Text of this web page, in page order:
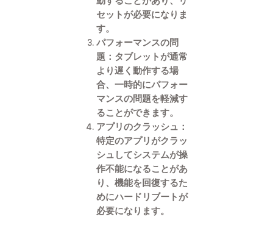
セットが必要になりま
す。
パフォーマンスの問
題 ：タブレットが通常
より遅く動作する場
合、一時的にパフォー
マンスの問題を軽減す
ることができます。
アプリのクラッシュ ：
特定のアプリがクラッ
シュしてシステムが操
作不能になることがあ
り、機能を回復するた
めにハードリブートが
必要になります。